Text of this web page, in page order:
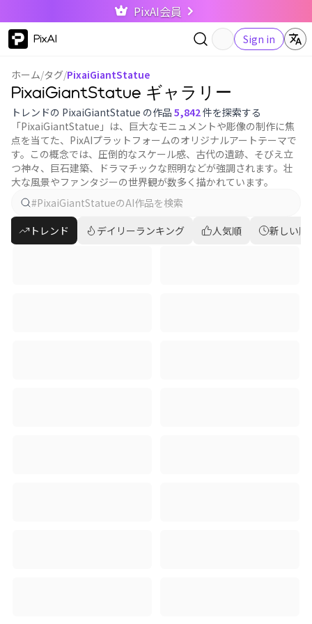
PixAI会員
PixAI Sign in
ホーム/タグ/PixaiGiantStatue
PixaiGiantStatue ギャラリー
トレンドの PixaiGiantStatue の作品 5,842件を探索する
「PixaiGiantStatue」は、巨大なモニュメントや彫像の制作に焦
点を当てた、PixAIプラットフォームのオリジナルアートテーマで
す。この概念では、圧倒的なスケール感、古代の遺跡、そびえ立
つ神々、巨石建築、ドラマチックな照明などが強調されます。壮
大な風景やファンタジーの世界観が数多く描かれています。
トレンド デイリーランキング 人気順 新しい順